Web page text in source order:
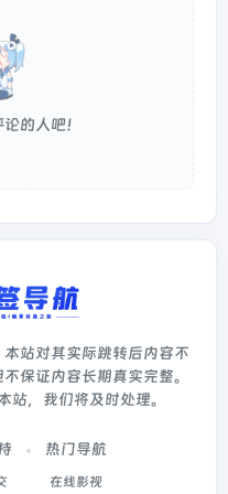
的人吧！
站对其实际跳转后内容不
保证内容长期真实完整。
站，我们将及时处理。
热门导航
在线影视